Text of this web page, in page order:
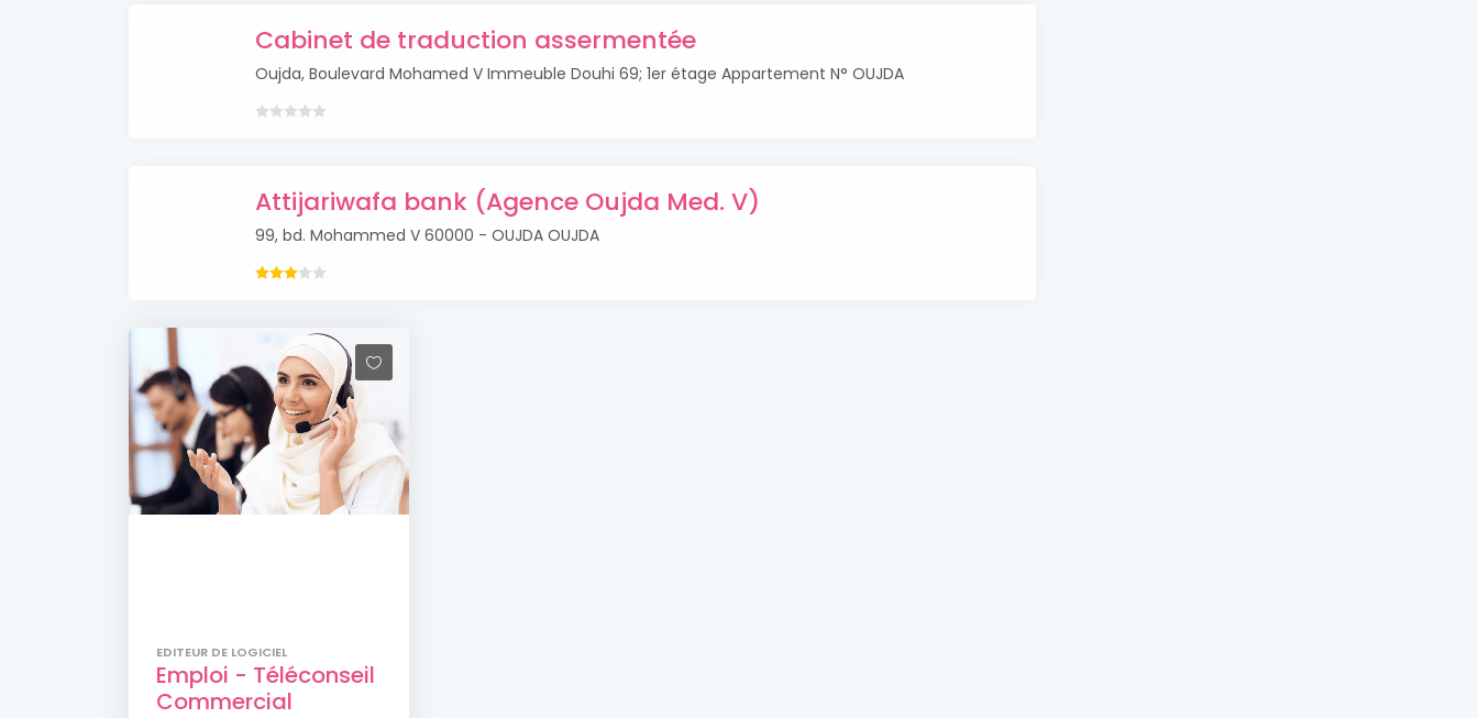
Cabinet de traduction assermentée
Oujda, Boulevard Mohamed V Immeuble Douhi 69; 1er étage Appartement N° OUJDA
Attijariwafa bank (Agence Oujda Med. V)
99, bd. Mohammed V 60000 - OUJDA OUJDA
EDITEUR DE LOGICIEL
Emploi - Téléconseil
Commercial